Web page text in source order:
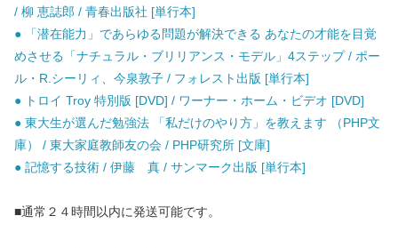
/ 柳 恵誌郎 / 青春出版社 [単行本]
● 「潜在能力」であらゆる問題が解決できる あなたの才能を目覚
めさせる「ナチュラル・ブリリアンス・モデル」4ステップ / ポー
ル・R.シーリィ、今泉敦子 / フォレスト出版 [単行本]
● トロイ Troy 特別版 [DVD] / ワーナー・ホーム・ビデオ [DVD]
● 東大生が選んだ勉強法 「私だけのやり方」を教えます （PHP文
庫） / 東大家庭教師友の会 / PHP研究所 [文庫]
● 記憶する技術 / 伊藤 真 / サンマーク出版 [単行本]
■通常２４時間以内に発送可能です。